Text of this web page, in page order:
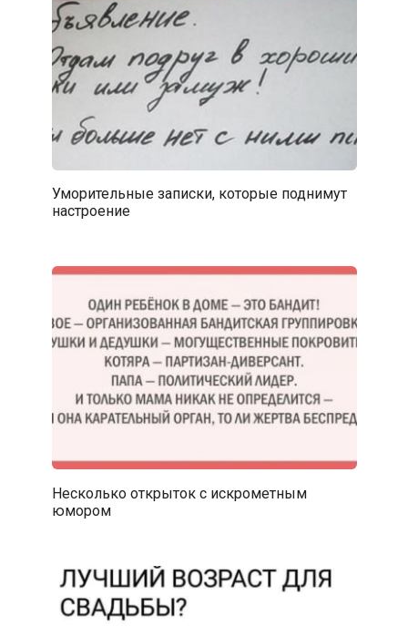
Уморительные записки, которые поднимут
настроение
Несколько открыток с искрометным
юмором